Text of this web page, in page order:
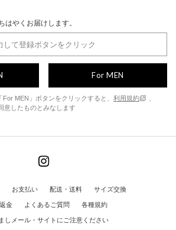
はやくお届けします。
For MEN
MEN」ボタンをクリックすると、 利用規約
意したものとみなします
お支払い 配送・送料 サイズ交換
金 よくあるご質問 各種規約
しメール・サイトにご注意ください